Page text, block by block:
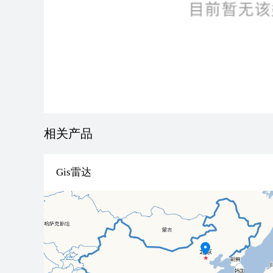
相关产品
Gis雷达